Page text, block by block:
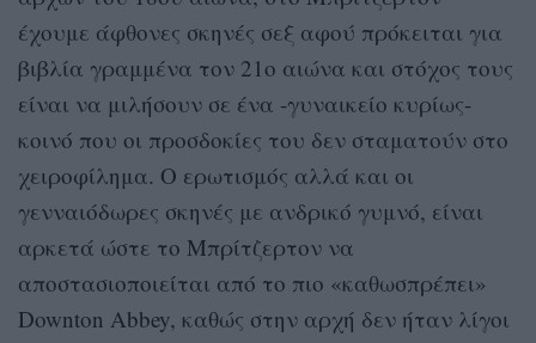
έχουμε άφθονες σκηνές σεξ αφού πρόκειται για
βιβλία γραμμένα τον 21ο αιώνα και στόχος τους
είναι να μιλήσουν σε ένα -γυναικείο κυρίως-
κοινό που οι προσδοκίες του δεν σταματούν στο
χειροφίλημα. Ο ερωτισμός αλλά και οι
γενναιόδωρες σκηνές με ανδρικό γυμνό, είναι
αρκετά ώστε το Μπρίτζερτον να
αποστασιοποιείται από το πιο «καθωσπρέπει»
Downton Abbey, καθώς στην αρχή δεν ήταν λίγοι